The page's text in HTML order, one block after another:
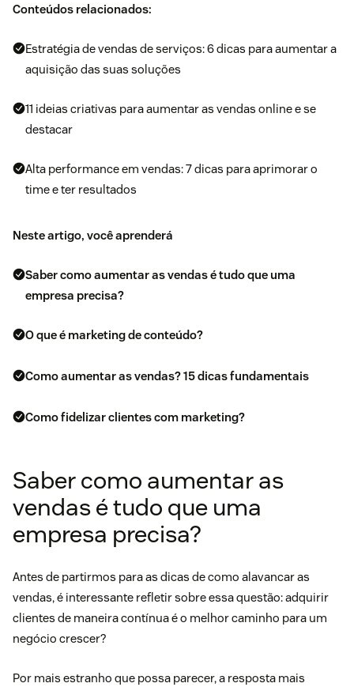
Conteúdos relacionados:
Estratégia de vendas de serviços: 6 dicas para aumentar a
aquisição das suas soluções
11 ideias criativas para aumentar as vendas online e se
destacar
Alta performance em vendas: 7 dicas para aprimorar o
time e ter resultados
Neste artigo, você aprenderá
Saber como aumentar as vendas é tudo que uma
empresa precisa?
O que é marketing de conteúdo?
Como aumentar as vendas? 15 dicas fundamentais
Como fidelizar clientes com marketing?
Saber como aumentar as
vendas é tudo que uma
empresa precisa?
Antes de partirmos para as dicas de como alavancar as
vendas, é interessante refletir sobre essa questão: adquirir
clientes de maneira contínua é o melhor caminho para um
negócio crescer?
Por mais estranho que possa parecer, a resposta mais